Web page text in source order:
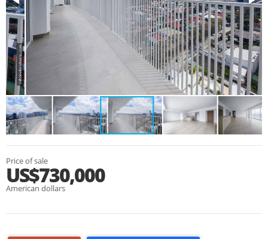
Price of sale
US$730,000
American dollars